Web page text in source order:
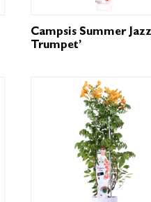
Campsis Summer
Trumpet’